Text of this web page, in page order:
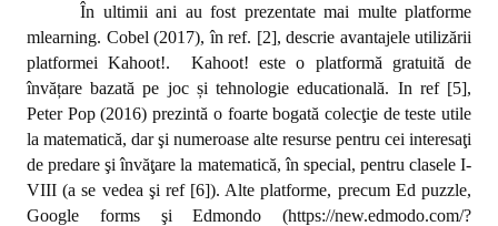
În ultimii ani au fost prezentate mai multe platforme
mlearning. Cobel (2017), în ref. [2], descrie avantajele utilizării
platformei Kahoot!.
Kahoot! este o platformă gratuită de
învățare bazată pe joc și tehnologie educatională. In ref [5],
Peter Pop (2016) prezintă o foarte bogată colecţie de teste utile
la matematică, dar şi numeroase alte resurse pentru cei interesaţi
de predare şi învăţare la matematică, în special, pentru clasele I-
VIII (a se vedea şi ref [6]). Alte platforme, precum Ed puzzle,
Google forms şi Edmondo (https://new.edmodo.com/?